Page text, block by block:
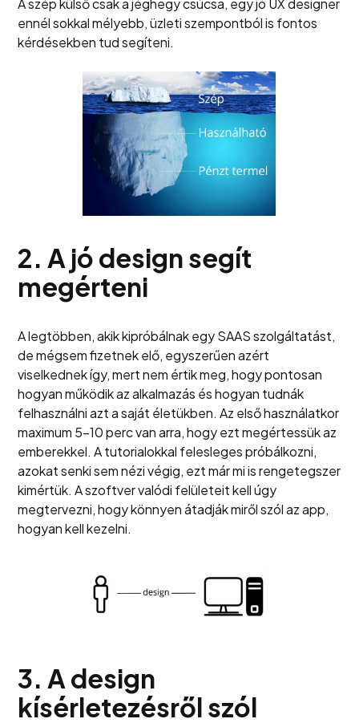
A szép külső csak a jéghegy csúcsa, egy jó UX designer
ennél sokkal mélyebb, üzleti szempontból is fontos
kérdésekben tud segíteni.
2. A jó design segít
megérteni
A legtöbben, akik kipróbálnak egy SAAS szolgáltatást,
de mégsem fizetnek elő, egyszerűen azért
viselkednek így, mert nem értik meg, hogy pontosan
hogyan működik az alkalmazás és hogyan tudnák
felhasználni azt a saját életükben. Az első használatkor
maximum 5-10 perc van arra, hogy ezt megértessük az
emberekkel. A tutorialokkal felesleges próbálkozni,
azokat senki sem nézi végig, ezt már mi is rengetegszer
kimértük. A szoftver valódi felületeit kell úgy
megtervezni, hogy könnyen átadják miről szól az app,
hogyan kell kezelni.
3. A design
kísérletezésről szól